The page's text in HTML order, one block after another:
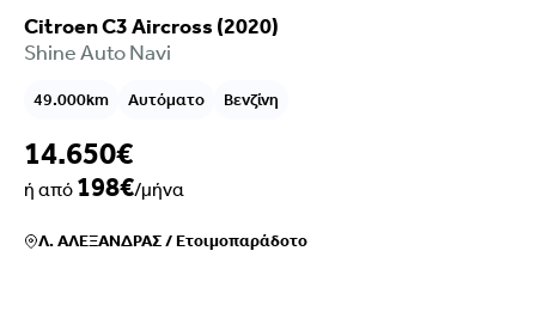
Citroen C3 Aircross (2020)
Shine Auto Navi
49.000km Αυτόματο Βενζίνη
14.650€
ή από 198€/μήνα
Λ. ΑΛΕΞΑΝΔΡΑΣ/Ετοιμοπαράδοτο